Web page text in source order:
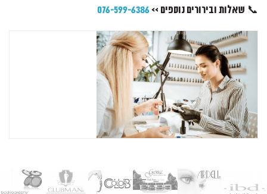
📞 שאלות ובירורים נוספים >>
076-599-6386